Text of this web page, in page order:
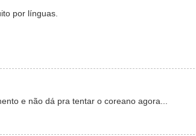
por línguas.
e não dá pra tentar o coreano agora...